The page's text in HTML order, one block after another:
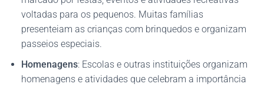
voltadas para os pequenos. Muitas famílias
presenteiam as crianças com brinquedos e organizam
passeios especiais.
Homenagens: Escolas e outras instituições organizam
homenagens e atividades que celebram a importância